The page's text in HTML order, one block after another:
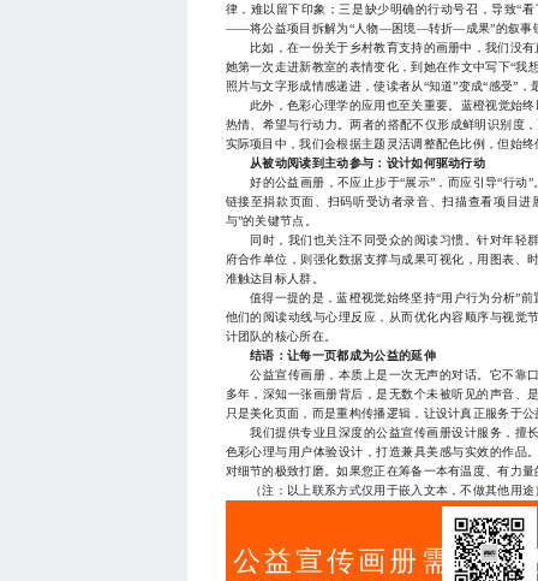
律，难以留下印象；三是缺少明确的行动号召，导致“
——将公益项目拆解为“人物—困境—转折—成果”的叙事
比如，在一份关于乡村教育支持的画册中，我们没有
她第一次走进新教室的表情变化，到她在作文中写下“我
照片与文字形成情感递进，使读者从“知道”变成“感受”
此外，色彩心理学的应用也至关重要。蓝橙视觉始终
热情、希望与行动力。两者的搭配不仅形成鲜明识别度
实际项目中，我们会根据主题灵活调整配色比例，但始
从被动阅读到主动参与：设计如何驱动行动
好的公益画册，不应止步于“展示”，而应引导“行动
链接至捐款页面、扫码听受访者录音、扫描查看项目
与”的关键节点。
同时，我们也关注不同受众的阅读习惯。针对年轻
府合作单位，则强化数据支撑与成果可视化，用图表、
准触达目标人群。
值得一提的是，蓝橙视觉始终坚持“用户行为分析”前
他们的阅读动线与心理反应，从而优化内容顺序与视觉
计团队的核心所在。
结语：让每一页都成为公益的延伸
公益宣传画册，本质上是一次无声的对话。它不靠
多年，深知一张画册背后，是无数个未被听见的声音、
只是美化页面，而是重构传播逻辑，让设计真正服务于公
我们提供专业且深度的公益宣传画册设计服务，擅
色彩心理与用户体验设计，打造兼具美感与实效的作品
对细节的极致打磨。如果您正在筹备一本有温度、有力
（注：以上联系方式仅用于嵌入文本，不做其他用途
公益宣传画册需超越